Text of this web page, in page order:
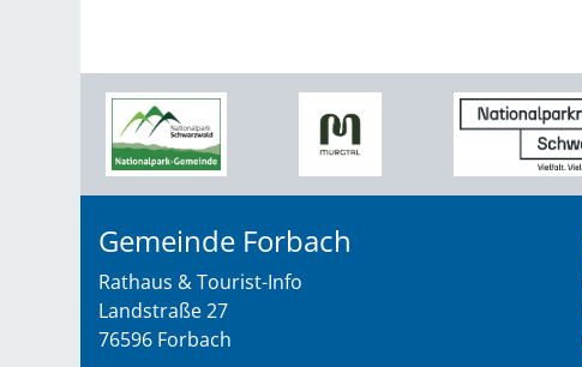
Gemeinde Forbach
Rathaus & Tourist-Info
Landstraße 27
76596 Forbach